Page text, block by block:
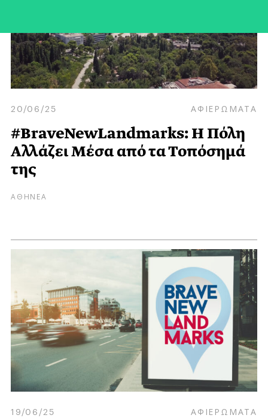
20/06/25 ΑΦΙΕΡΩΜΑΤΑ
#BraveNewLandmarks: Η Πόλη
Αλλάζει Μέσα από τα Τοπόσημά
της
ΑΘΗΝΕΑ
19/06/25 ΑΦΙΕΡΩΜΑΤΑ